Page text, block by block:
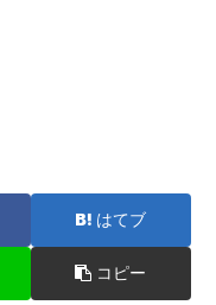
はてブ
コピー